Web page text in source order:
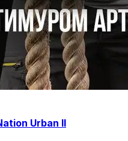
Urban II